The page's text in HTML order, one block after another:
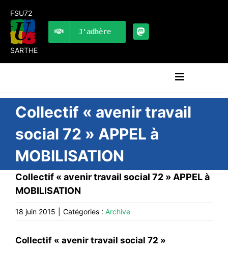
contenu
FSU72
SARTHE
J'adhère
Navigation
bascule
RECHERCHER:
LES UNES
#ACTUALITÉS
LA FSU 72
DOSSIERS
PUBLICATIONS
#ACTIONS
Collectif « avenir travail
social 72 » APPEL à
MOBILISATION
Collectif « avenir travail social 72 » APPEL à
MOBILISATION
18 juin 2015 Catégories : Archive
Collectif « avenir travail social 72 »